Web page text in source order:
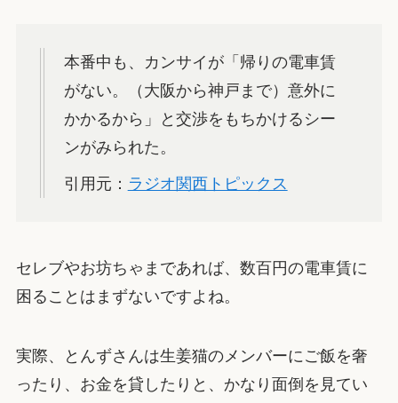
本番中も、カンサイが「帰りの電車賃
がない。（大阪から神戸まで）意外に
かかるから」と交渉をもちかけるシー
ンがみられた。
引用元： ラジオ関西トピックス
セレブやお坊ちゃまであれば、数百円の電車賃に
困ることはまずないですよね。
実際、とんずさんは生姜猫のメンバーにご飯を奢
ったり、お金を貸したりと、かなり面倒を見てい